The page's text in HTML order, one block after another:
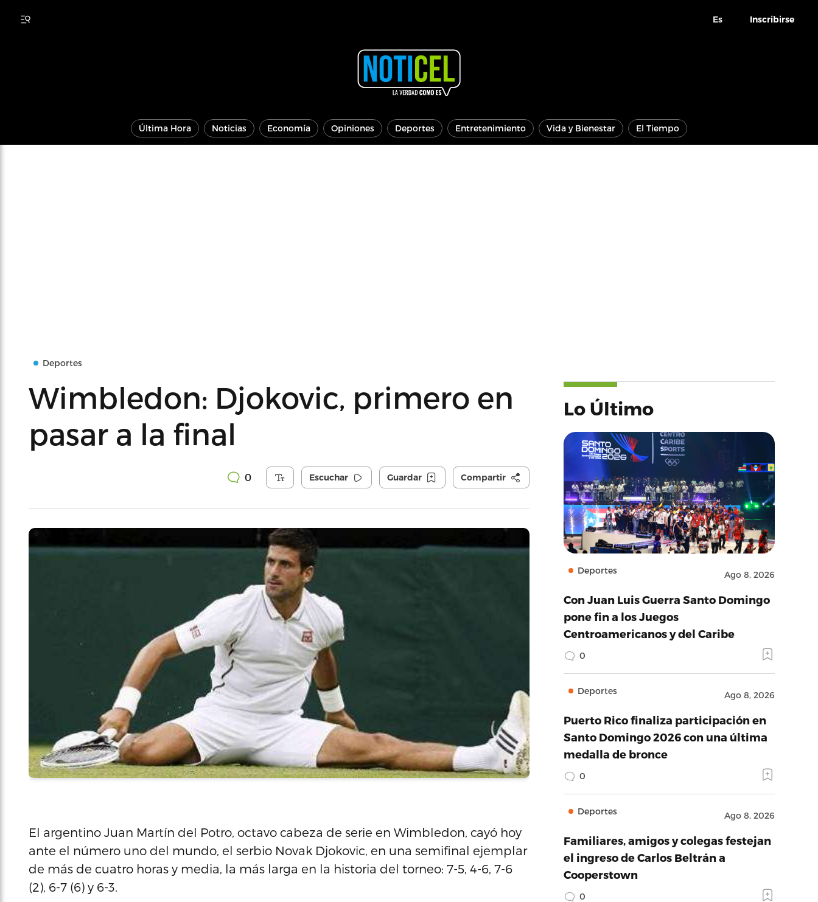
Es Inscribirse
Última Hora Noticias Economía Opiniones Deportes Entretenimiento Vida y Bienestar El Tiempo
Deportes
Wimbledon: Djokovic, primero en
pasar a la final
0 Escuchar Guardar Compartir
El argentino Juan Martín del Potro, octavo cabeza de serie en Wimbledon, cayó hoy
ante el número uno del mundo, el serbio Novak Djokovic, en una semifinal ejemplar
de más de cuatro horas y media, la más larga en la historia del torneo: 7-5, 4-6, 7-6
(2), 6-7 (6) y 6-3.
Lo Último
Deportes Ago 8, 2026
Con Juan Luis Guerra Santo Domingo
pone fin a los Juegos
Centroamericanos y del Caribe
0
Deportes Ago 8, 2026
Puerto Rico finaliza participación en
Santo Domingo 2026 con una última
medalla de bronce
0
Deportes Ago 8, 2026
Familiares, amigos y colegas festejan
el ingreso de Carlos Beltrán a
Cooperstown
0